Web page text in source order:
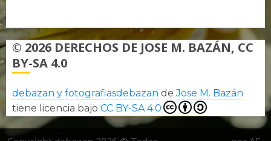
© 2026 DERECHOS DE JOSE M. BAZÁN, CC
BY-SA 4.0
debazan y fotografiasdebazan deJose M. Bazán
tiene licencia bajo CC BY-SA 4.0